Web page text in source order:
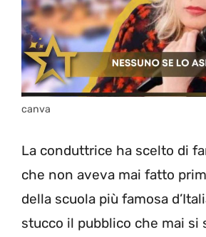
canva
La conduttrice ha scelto di
che non aveva mai fatto
della scuola più famosa
stucco il pubblico che mai si